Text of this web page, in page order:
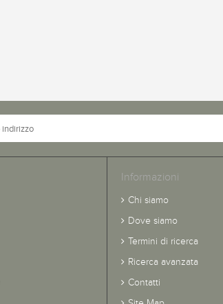
Informazioni
Chi siamo
Dove siamo
Termini di ricerca
Ricerca avanzata
Contatti